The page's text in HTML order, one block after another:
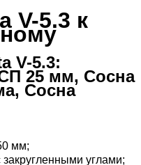
V-5.3 к
V-5.3:
25 мм, Сосна
Сосна
мм;
углами;